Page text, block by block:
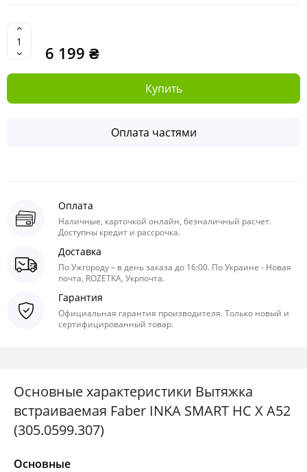
6 199 ₴
Купить
Оплата частями
Оплата
Наличные, карточкой онлайн, безналичный расчет.
Доступны кредит и рассрочка.
Доставка
По Ужгороду – в день заказа до 16:00. По Украине - Новая
почта, ROZETKA, Укрпочта.
Гарантия
Официальная гарантия производителя. Только новый и
сертифицированный товар.
Основные характеристики Вытяжка
встраиваемая Faber INKA SMART HC X A52
(305.0599.307)
Основные